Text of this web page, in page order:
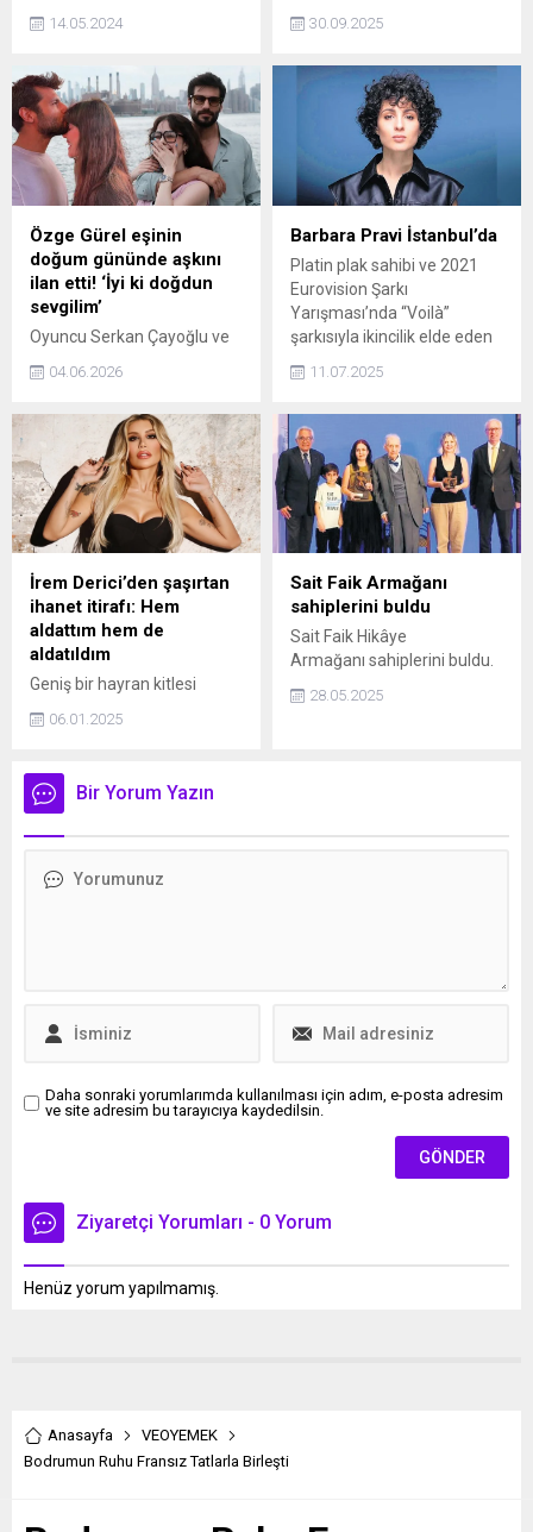
etkinliklere, Türk pop
yer alacağı 10 günlük konser
serisiyle başlıyor. Ev sahibi
sanatçı Bora Öztoprak, 16
Mayıs’ta başlayacak
konserlerde sahnesinde
Hande Subaşı, Gökhan
Türkmen, Eda Baba ve Grup
Gündoğarken gibi ünlü
sanatçıları ağırlayacak.
Ücretsiz gerçekleşecek 10.
yıl konserlerinin...
14.05.2024
saat süren ameliyatı sonrası
30.09.2025
Özge Gürel eşinin
doğum gününde aşkını
ilan etti! ‘İyi ki doğdun
sevgilim’
Oyuncu Serkan Çayoğlu ve
mutlu evliliği devam ediyor.
gününü romantik bir
mesajla sosyal medyadan
kutladı.
04.06.2026
Barbara Pravi İstanbul’da
Platin plak sahibi ve 2021
Eurovision Şarkı
Yarışması’nda “Voilà”
şarkısıyla ikincilik elde eden
akşamı müzikseverlerle
11.07.2025
İrem Derici’den şaşırtan
ihanet itirafı: Hem
aldattım hem de
aldatıldım
Geniş bir hayran kitlesi
Derici "Hem aldattım hem
çapkınlığın kötü bir şey
olmadığını belirtti.
06.01.2025
Sait Faik Armağanı
sahiplerini buldu
Sait Faik Hikâye
Armağanı sahiplerini buldu.
28.05.2025
Bir Yorum Yazın
Daha sonraki yorumlarımda kullanılması için adım, e-posta adresim
ve site adresim bu tarayıcıya kaydedilsin.
Ziyaretçi Yorumları - 0 Yorum
Henüz yorum yapılmamış.
Anasayfa
VEOYEMEK
Bodrumun Ruhu Fransız Tatlarla Birleşti